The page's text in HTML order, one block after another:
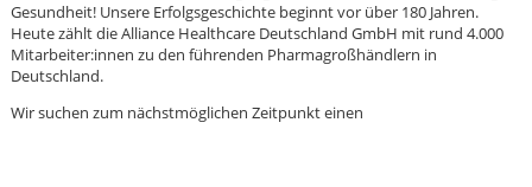
Gesundheit! Unsere Erfolgsgeschichte beginnt vor über 180 Jahren.
Heute zählt die Alliance Healthcare Deutschland GmbH mit rund 4.000
Mitarbeiter:innen zu den führenden Pharmagroßhändlern in
Deutschland.
Wir suchen zum nächstmöglichen Zeitpunkt einen